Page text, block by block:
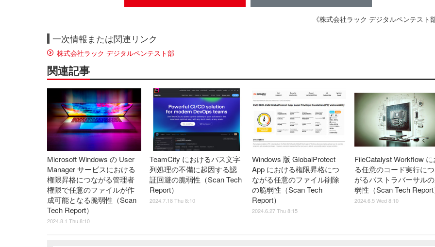
《株式会社ラック デジタルペンテスト
一次情報または関連リンク
株式会社ラック デジタルペンテスト部
関連記事
Microsoft Windows の User
Manager サービスにおける
権限昇格につながる管理者
権限で任意のファイルが作
成可能となる脆弱性（Scan
Tech Report）
2024.8.1 Thu 8:10
TeamCity におけるパス文字
列処理の不備に起因する認
証回避の脆弱性（Scan Tech
Report）
2024.7.18 Thu 8:10
Windows 版 GlobalProtect
App における権限昇格につ
ながる任意のファイル削除
の脆弱性（Scan Tech
Report）
2024.6.27 Thu 8:15
FileCatalyst Workflow に
る任意のコード実行に
がるパストラバーサル
弱性（Scan Tech Report
2024.6.5 Wed 8:10